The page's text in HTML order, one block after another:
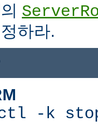
하라.
-k